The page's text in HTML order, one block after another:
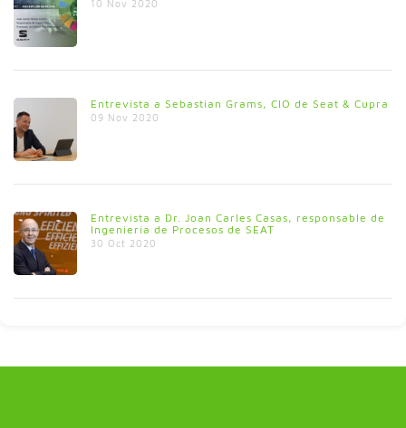
10 Nov 2020
Entrevista a Sebastian Grams, CIO de Seat & Cupra
09 Nov 2020
Entrevista a Dr. Joan Carles Casas, responsable de
Ingeniería de Procesos de SEAT
30 Oct 2020